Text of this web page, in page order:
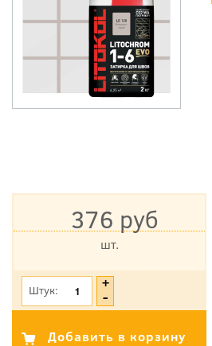
376 руб
шт.
Штук: